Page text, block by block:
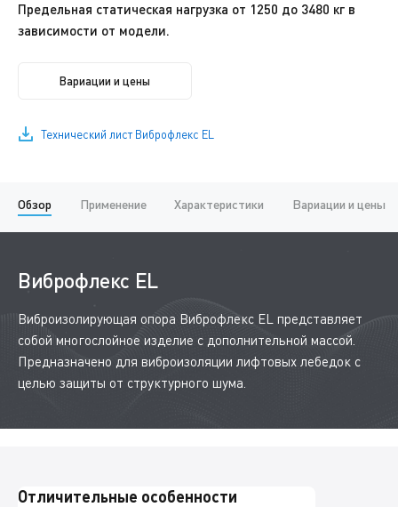
Предельная статическая нагрузка от 1250 до 3480 кг в
зависимости от модели.
Вариации и цены
Технический лист Виброфлекс EL
Обзор Применение Характеристики Вариации и цены
Виброфлекс EL
Виброизолирующая опора Виброфлекс EL представляет
собой многослойное изделие с дополнительной массой.
Предназначено для виброизоляции лифтовых лебедок с
целью защиты от структурного шума.
Отличительные особенности